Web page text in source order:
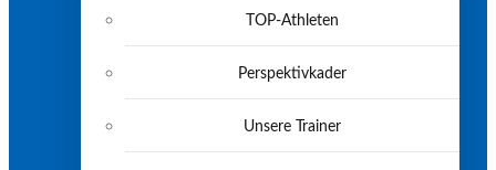
TOP-Athleten
Perspektivkader
Unsere Trainer